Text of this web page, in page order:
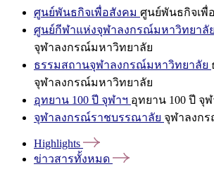
ศูนย์พันธกิจเพื่อสังคม ศูนย์พันธกิจเพื่
ศูนย์กีฬาแห่งจุฬาลงกรณ์มหาวิทยาลัย
จุฬาลงกรณ์มหาวิทยาลัย
ธรรมสถานจุฬาลงกรณ์มหาวิทยาลัย
จุฬาลงกรณ์มหาวิทยาลัย
อุทยาน 100 ปี จุฬาฯ อุทยาน 100 ปี จุฬ
จุฬาลงกรณ์ราชบรรณาลัย จุฬาลงก
Highlights
ข่าวสารทั้งหมด